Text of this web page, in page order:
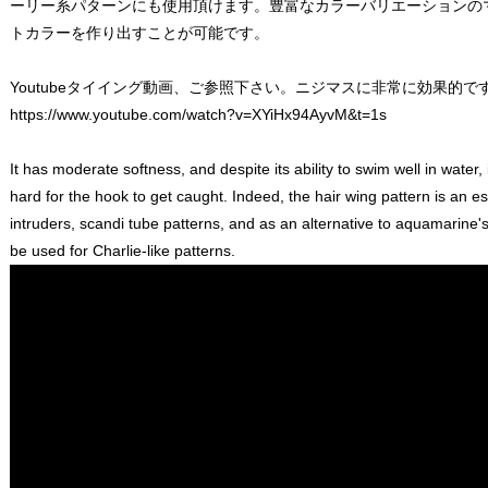
ーリー系パターンにも使用頂けます。豊富なカラーバリエーション
トカラーを作り出すことが可能です。
Youtubeタイイング動画、ご参照下さい。ニジマスに非常に効果的で
https://www.youtube.com/watch?v=XYiHx94AyvM&t=1s
It has moderate softness, and despite its ability to swim well in
hard for the hook to get caught. Indeed, the hair wing pattern is an
intruders, scandi tube patterns, and as an alternative to
be used for Charlie-like patterns.